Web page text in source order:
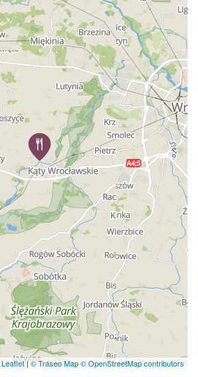
Leaflet |© Traseo Map© OpenStreetMap contributors